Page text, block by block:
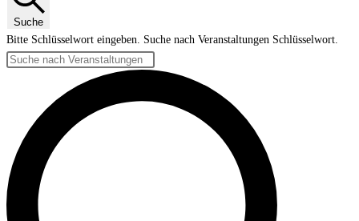
Suche
Bitte Schlüsselwort eingeben. Suche nach Veranstaltungen Schlüsselwort.